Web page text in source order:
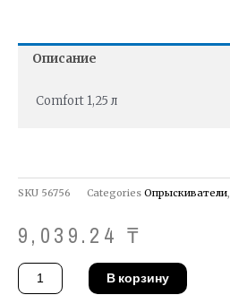
Описание
Comfort 1,25 л
SKU 56756 Categories Опрыскиватели,
9,039.24 ₸
Количество
товара
Опрыскиватель
В корзину